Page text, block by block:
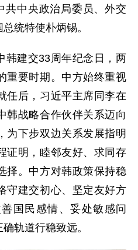
共中央政治局委员、外交
统特使朴炳锡。
韩建交33周年纪念日，两
重要时期。中方始终重视
任后，习近平主席同李在
韩战略合作伙伴关系迈向
为下步双边关系发展指明
证明，睦邻友好、求同存
择。中方对韩政策保持稳
守建交初心、坚定友好方
国民感情、妥处敏感问
轨道行稳致远。